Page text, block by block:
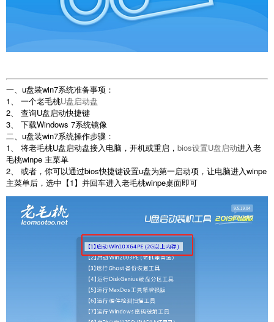
一、u盘装win7系统准备事项：
1、 一个老毛桃U盘启动盘
2、 查询U盘启动快捷键
3、 下载Windows 7系统镜像
二、u盘装win7系统操作步骤：
1、 将老毛桃U盘启动盘接入电脑，开机或重启， bios设置U盘启动进入老
毛桃winpe 主菜单
2、 或者，你可以通过bios快捷键设置u盘为第一启动项，让电脑进入winpe
主菜单后，选中【1】并回车进入老毛桃winpe桌面即可